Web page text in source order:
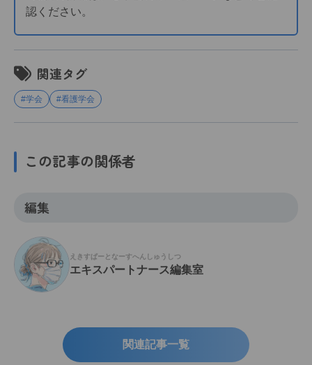
認ください。
関連タグ
#学会 #看護学会
この記事の関係者
編集
えきすぱーとなーすへんしゅうしつ
エキスパートナース編集室
関連記事一覧